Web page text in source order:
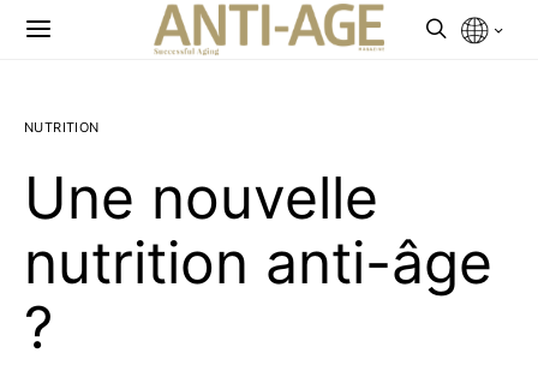
NUTRITION
Une nouvelle
nutrition anti-âge
?